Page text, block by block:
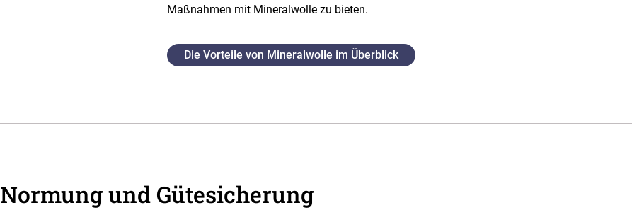
Maßnahmen mit Mineralwolle zu bieten.
Die Vorteile von Mineralwolle im Überblick
Normung und Gütesicherung